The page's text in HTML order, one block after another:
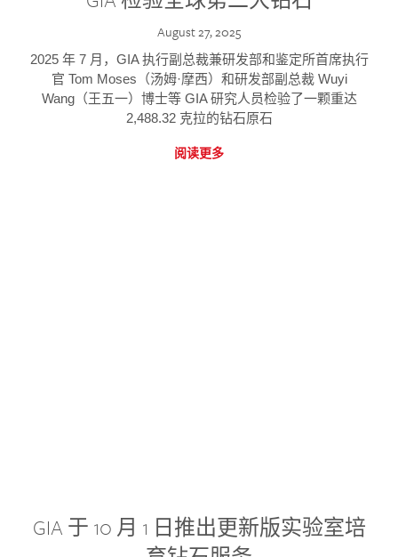
August 27, 2025
2025 年 7 月，GIA 执行副总裁兼研发部和鉴定所首席执行
官 Tom Moses（汤姆·摩西）和研发部副总裁 Wuyi
Wang（王五一）博士等 GIA 研究人员检验了一颗重达
2,488.32 克拉的钻石原石
阅读更多
GIA 于 10 月 1 日推出更新版实验室培